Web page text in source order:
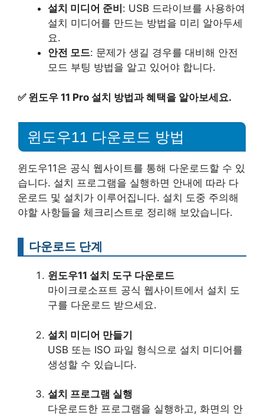
설치 미디어 준비 : USB 드라이브를 사용하여
설치 미디어를 만드는 방법을 미리 알아두세
요.
안전 모드: 문제가 생길 경우를 대비해 안전
모드 부팅 방법을 알고 있어야 합니다.
✅ 윈도우 11 Pro 설치 방법과 혜택을 알아보세요.
윈도우11 다운로드 방법
윈도우11은 공식 웹사이트를 통해 다운로드할 수 있
습니다. 설치 프로그램을 실행하면 안내에 따라 다
운로드 및 설치가 이루어집니다. 설치 도중 주의해
야할 사항들을 체크리스트로 정리해 보았습니다.
다운로드 단계
윈도우11 설치 도구 다운로드
마이크로소프트 공식 웹사이트에서 설치 도
구를 다운로드 받으세요.
설치 미디어 만들기
USB 또는 ISO 파일 형식으로 설치 미디어를
생성할 수 있습니다.
설치 프로그램 실행
다운로드한 프로그램을 실행하고, 화면의 안